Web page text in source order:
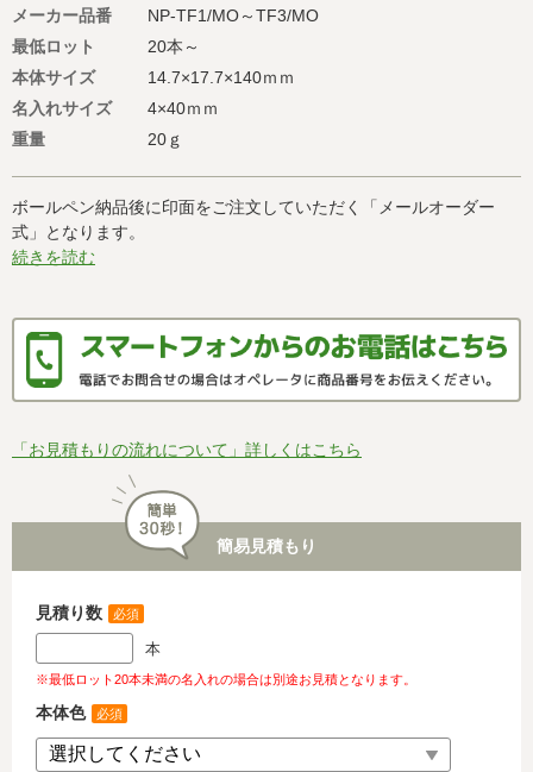
メーカー品番
NP-TF1/MO～TF3/MO
最低ロット
20本～
本体サイズ
14.7×17.7×140ｍｍ
名入れサイズ
4×40ｍｍ
重量
20ｇ
ボールペン納品後に印面をご注文していただく「メールオーダー
式」となります。
続きを読む
「お見積もりの流れについて」詳しくはこちら
簡易見積もり
見積り数 必須
本
※最低ロット20本未満の名入れの場合は別途お見積となります。
本体色 必須